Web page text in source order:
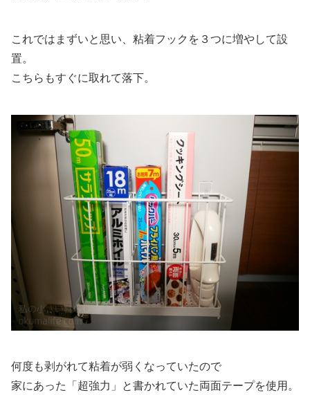
これではまずいと思い、粘着フックを３つに増やして設
置。
こちらもすぐに取れて落下。
何度も剥がれて粘着が弱くなっていたので
家にあった「超強力」と書かれていた両面テープを使用。